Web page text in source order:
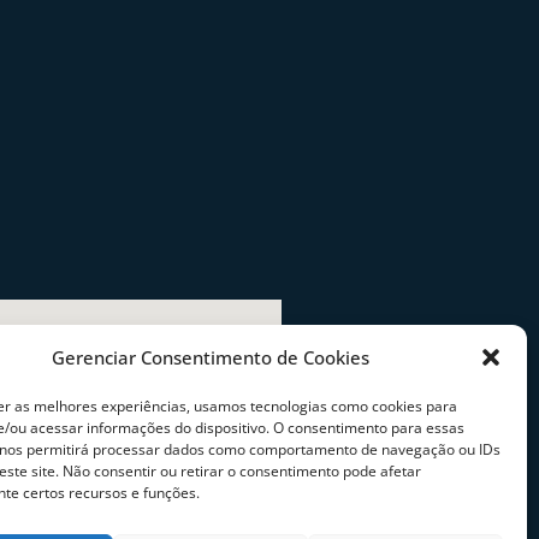
Gerenciar Consentimento de Cookies
as melhores experiências, usamos tecnologias como cookies para
ou acessar informações do dispositivo. O consentimento para essas
permitirá processar dados como comportamento de navegação ou IDs
site. Não consentir ou retirar o consentimento pode afetar
certos recursos e funções.